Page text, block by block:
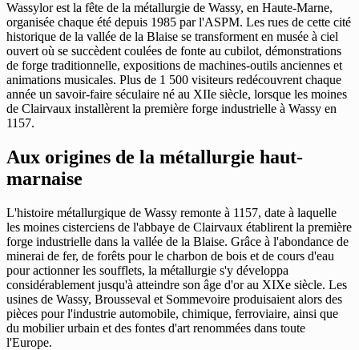
Wassylor est la fête de la métallurgie de Wassy, en Haute-Marne,
organisée chaque été depuis 1985 par l'ASPM. Les rues de cette cité
historique de la vallée de la Blaise se transforment en musée à ciel
ouvert où se succèdent coulées de fonte au cubilot, démonstrations
de forge traditionnelle, expositions de machines-outils anciennes et
animations musicales. Plus de 1 500 visiteurs redécouvrent chaque
année un savoir-faire séculaire né au XIIe siècle, lorsque les moines
de Clairvaux installèrent la première forge industrielle à Wassy en
1157.
Aux origines de la métallurgie haut-
marnaise
L'histoire métallurgique de Wassy remonte à 1157, date à laquelle
les moines cisterciens de l'abbaye de Clairvaux établirent la première
forge industrielle dans la vallée de la Blaise. Grâce à l'abondance de
minerai de fer, de forêts pour le charbon de bois et de cours d'eau
pour actionner les soufflets, la métallurgie s'y développa
considérablement jusqu'à atteindre son âge d'or au XIXe siècle. Les
usines de Wassy, Brousseval et Sommevoire produisaient alors des
pièces pour l'industrie automobile, chimique, ferroviaire, ainsi que
du mobilier urbain et des fontes d'art renommées dans toute
l'Europe.